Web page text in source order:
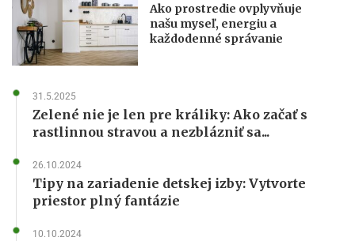
Ako prostredie ovplyvňuje
našu myseľ, energiu a
každodenné správanie
31.5.2025
Zelené nie je len pre králiky: Ako začať s
rastlinnou stravou a nezblázniť sa...
26.10.2024
Tipy na zariadenie detskej izby: Vytvorte
priestor plný fantázie
10.10.2024